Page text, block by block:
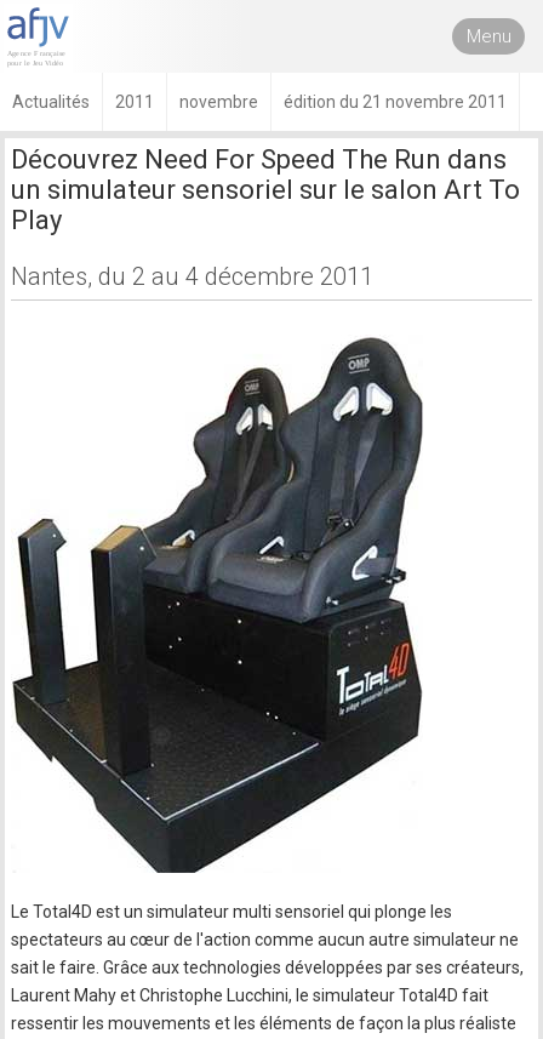
Menu
Actualités 2011 novembre édition du 21 novembre 2011
Découvrez Need For Speed The Run dans
un simulateur sensoriel sur le salon Art To
Play
Nantes, du 2 au 4 décembre 2011
Le Total4D est un simulateur multi sensoriel qui plonge les
spectateurs au cœur de l'action comme aucun autre simulateur ne
sait le faire. Grâce aux technologies développées par ses créateurs,
Laurent Mahy et Christophe Lucchini, le simulateur Total4D fait
ressentir les mouvements et les éléments de façon la plus réaliste